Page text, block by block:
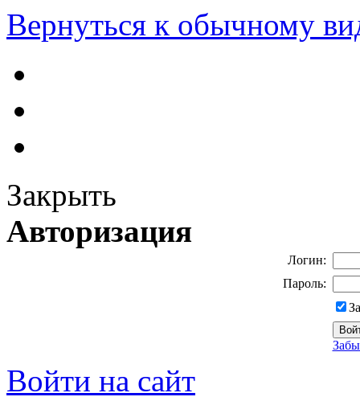
Вернуться к обычному
Закрыть
Авторизация
Логин:
Пароль:
Войти на сайт